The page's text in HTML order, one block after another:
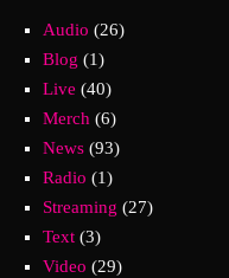
Audio (26)
Blog (1)
Live (40)
Merch(6)
News(93)
Radio (1)
Streaming (27)
Text(3)
Video (29)